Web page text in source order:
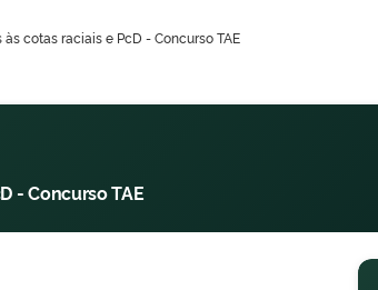
cotas raciais e PcD - Concurso TAE
- Concurso TAE